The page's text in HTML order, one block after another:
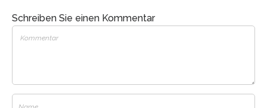
Schreiben Sie einen Kommentar